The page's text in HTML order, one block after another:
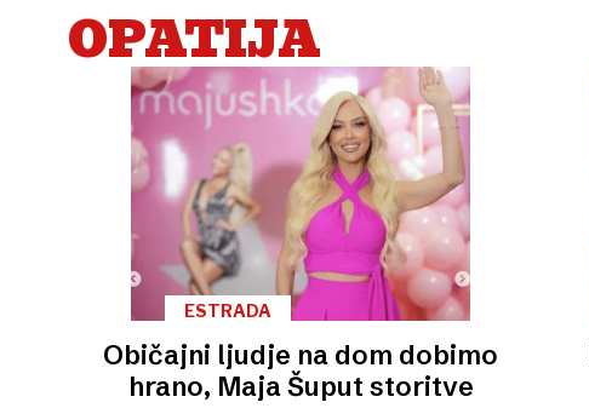
OPATIJA
ESTRADA
Običajni ljudje na dom dobimo
hrano, Maja Šuput storitve